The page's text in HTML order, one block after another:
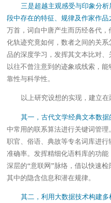
三是超越主观感受与印象分
段中存在的特征、规律及作家作品
万首，词自中唐产生而历经各代
化轨迹究竟如何，数者之间的关
品的深度学习，发挥其文本比对
以往不曾注意到的迹象或线索，
靠性与科学性。
以上研究设想的实现，建立在
其一，古代文学经典文本数
中常用的联系算法进行关键词管理
职官、俗语、典故等专名词库进
准确率。发挥精细化语料库的功
深层的“意联网”脉络，借以快速
其中的隐含信息和潜在规律。
其二，利用大数据技术构建